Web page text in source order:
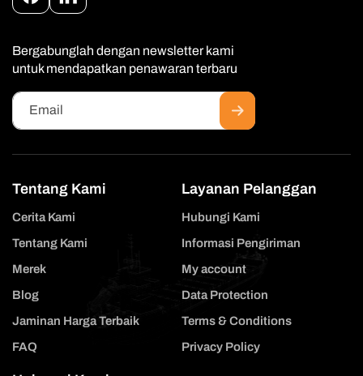
FacebookInstagram
Bergabunglah dengan newsletter kami
untuk mendapatkan penawaran terbaru
Email
Tentang Kami
Cerita Kami
Tentang Kami
Merek
Blog
Jaminan Harga Terbaik
FAQ
Layanan Pelanggan
Hubungi Kami
Informasi Pengiriman
My account
Data Protection
Terms & Conditions
Privacy Policy